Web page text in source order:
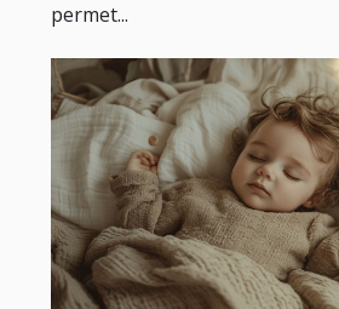
permet...